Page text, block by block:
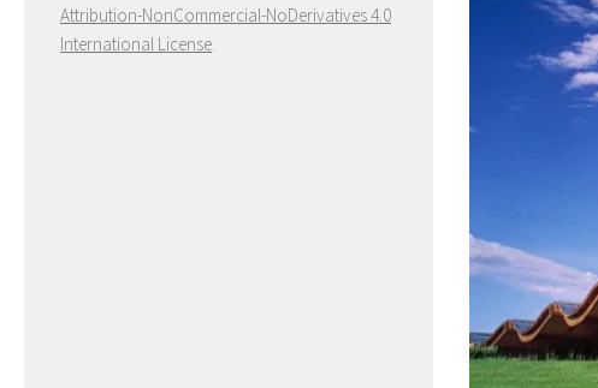
Attribution-NonCommercial-NoDerivatives 4.0
International License.